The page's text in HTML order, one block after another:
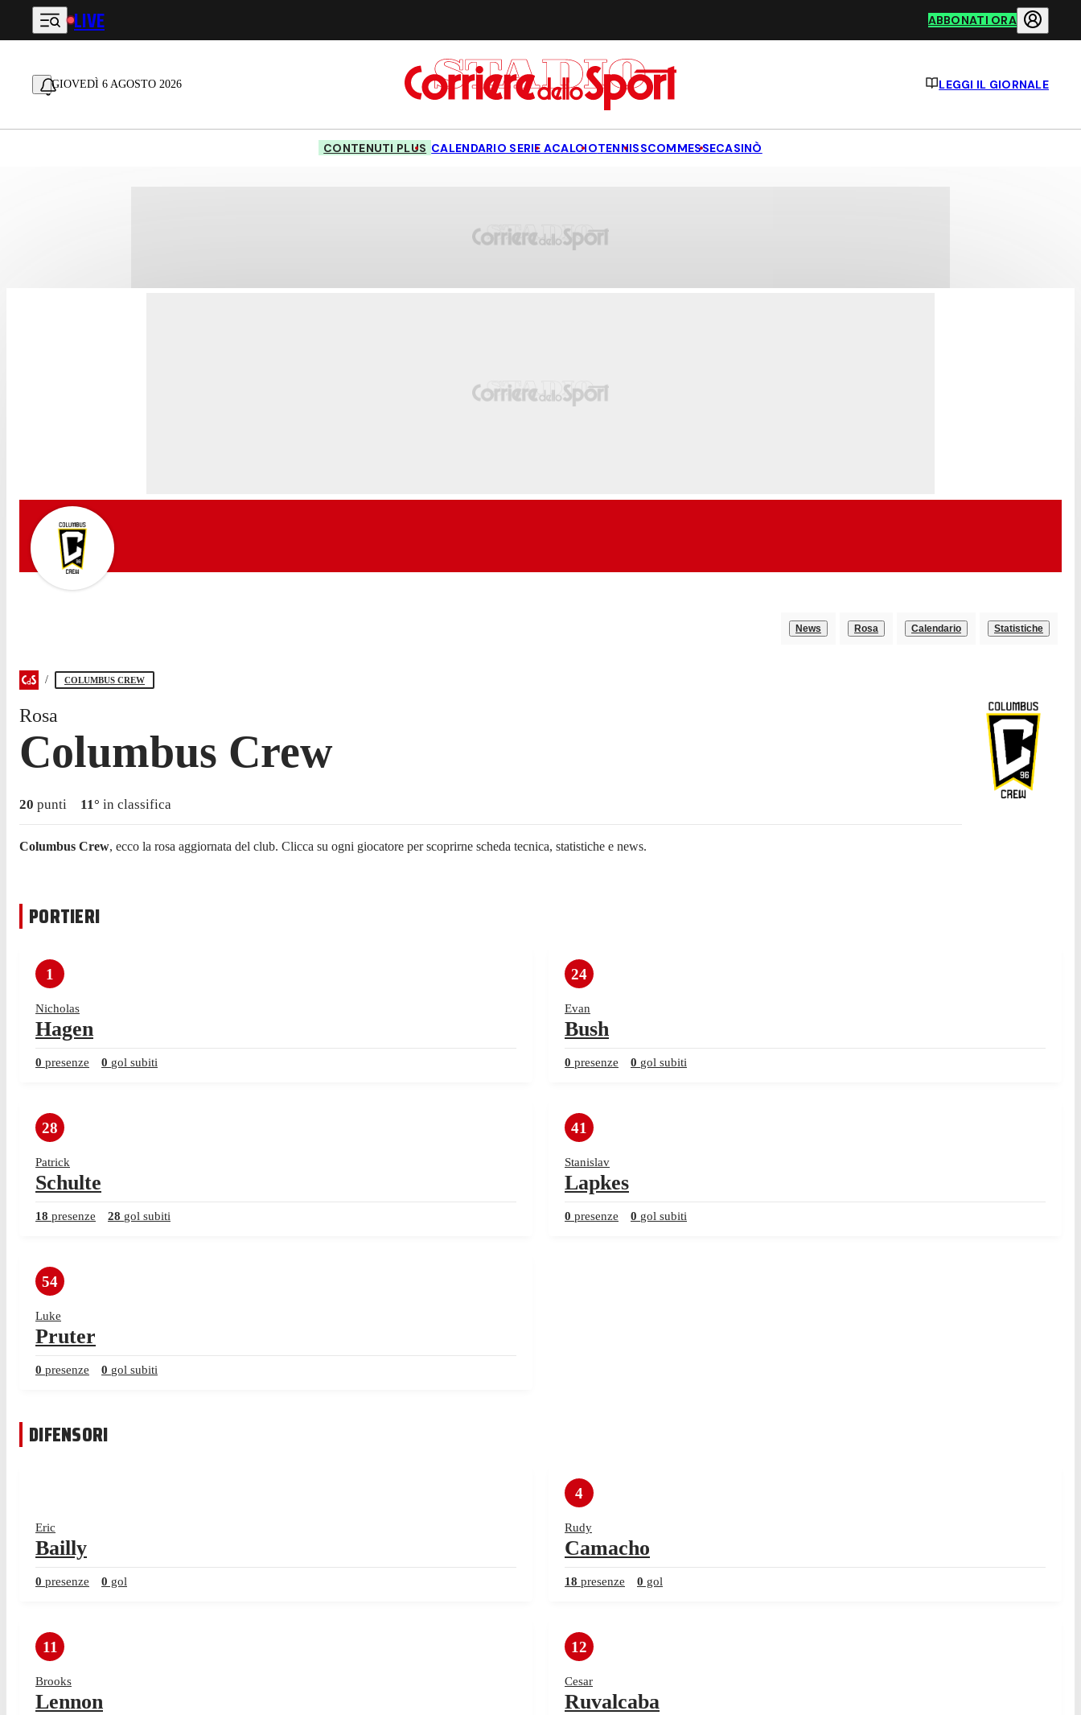
Vai al contenuto principale
LIVE ABBONATI ORA
GIOVEDÌ 6 AGOSTO 2026 LEGGI IL GIORNALE
CONTENUTI PLUS CALENDARIO SERIE ACALCIOTENNISSCOMMESSECASINÒ
News Rosa Calendario Statistiche
COLUMBUS CREW
Rosa
Columbus Crew
20 punti 11° in classifica
Columbus Crew, ecco la rosa aggiornata del club. Clicca su ogni giocatore per scoprirne scheda tecnica, statistiche e news.
PORTIERI
1
Nicholas
Hagen
0 presenze 0 gol subiti
24
Evan
Bush
0 presenze 0 gol subiti
28
Patrick
Schulte
18 presenze 28 gol subiti
41
Stanislav
Lapkes
0 presenze 0 gol subiti
54
Luke
Pruter
0 presenze 0 gol subiti
DIFENSORI
Eric
Bailly
0 presenze 0 gol
4
Rudy
Camacho
18 presenze 0 gol
11
Brooks
Lennon
12
Cesar
Ruvalcaba